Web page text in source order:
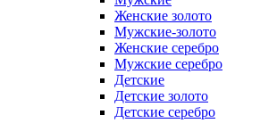
Женские золото
Мужские-золото
Женские серебро
Мужские серебро
Детские
Детские золото
Детские серебро